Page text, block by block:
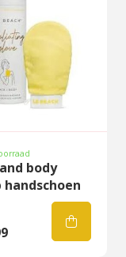
body
handschoen